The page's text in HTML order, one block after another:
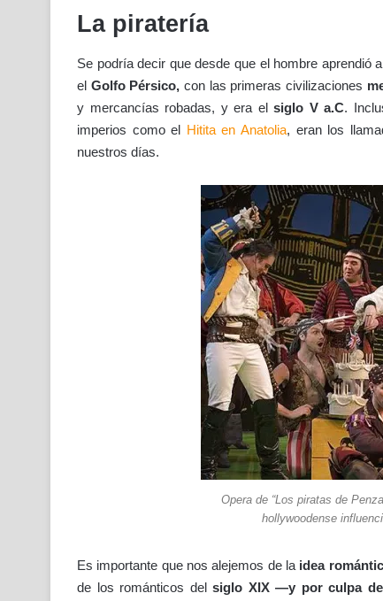
La piratería
Se podría decir que desde que el hombre aprendió
el Golfo Pérsico, con las primeras civilizaciones
y mercancías robadas, y era elsiglo V a.C.
imperios como el Hitita en Anatolia, eran los
nuestros días.
Opera de “Los piratas de
hollywoodense
Es importante que nos alejemos de la idea
de los románticos del siglo XIX —y por culpa